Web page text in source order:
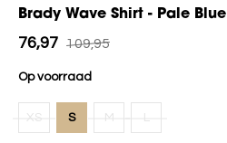
Brady Wave Shirt - Pale Blue
76,97 109,95
Op voorraad
XS S M L